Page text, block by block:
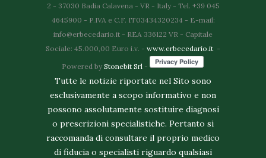
2 - 37030 Badia Calavena - VR - Italy - Tel. +39 045
4645900 - P.IVA e C.F. IT03434320234 - E-mail:
info@erbecedario.it - REA 336122 VR - Capitale
Sociale: 45.000,00 Euro i.v. - www.erbecedario.it -
Powered by Stonebit Srl -
Tutte le notizie riportate nel Sito sono
esclusivamente a scopo informativo e non
possono assolutamente sostituire diagnosi
o prescrizioni specialistiche. Pertanto si
raccomanda di consultare il proprio medico
di fiducia o specialisti riguardo qualsiasi